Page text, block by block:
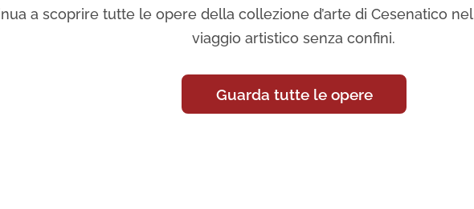
a scoprire tutte le opere della collezione d’arte di Cesenatico
viaggio artistico senza confini.
Guarda tutte le opere